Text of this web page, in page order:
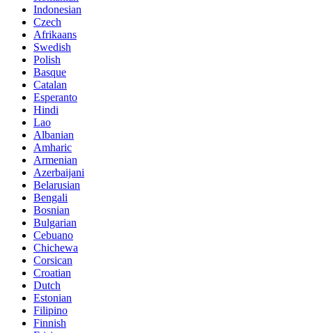
Indonesian
Czech
Afrikaans
Swedish
Polish
Basque
Catalan
Esperanto
Hindi
Lao
Albanian
Amharic
Armenian
Azerbaijani
Belarusian
Bengali
Bosnian
Bulgarian
Cebuano
Chichewa
Corsican
Croatian
Dutch
Estonian
Filipino
Finnish